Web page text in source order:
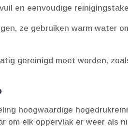
en eenvoudige
ze gebruiken warm water
gereinigd moet worden,
hoogwaardige
om elk oppervlak er weer als